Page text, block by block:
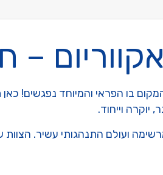
–
בו הפראי והמיוחד נפגשים! כאן
וייחוד.
ועולם התנהגותי עשיר.